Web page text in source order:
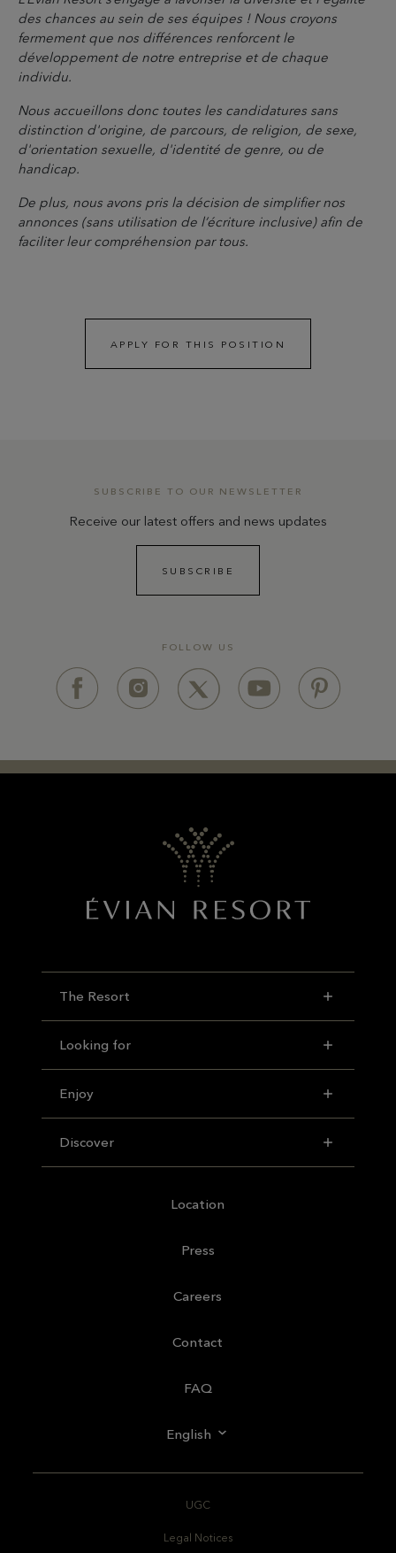
des chances au sein de ses équipes ! Nous croyons
fermement que nos différences renforcent le
développement de notre entreprise et de chaque
individu.
Nous accueillons donc toutes les candidatures sans
distinction d'origine, de parcours, de religion, de sexe,
d'orientation sexuelle, d'identité de genre, ou de
handicap.
De plus, nous avons pris la décision de simplifier nos
annonces (sans utilisation de l’écriture inclusive) afin de
faciliter leur compréhension par tous.
APPLY FOR THIS POSITION
SUBSCRIBE TO OUR NEWSLETTER
Receive our latest offers and news updates
SUBSCRIBE
FOLLOW US
The Resort
Looking for
Enjoy
Discover
Location
Press
Careers
Contact
FAQ
English
UGC
Legal Notices